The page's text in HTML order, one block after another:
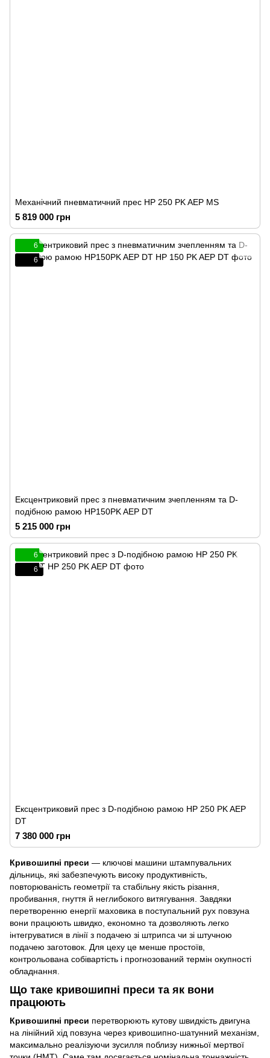
Механічний пневматичний прес HP 250 PK AEP MS
5 819 000 грн
6
6
Ексцентриковий прес з пневматичним зчепленням та D-
подібною рамою HP150PK AEP DT
5 215 000 грн
6
6
Ексцентриковий прес з D-подібною рамою HP 250 PK AEP
DT
7 380 000 грн
Кривошипні преси — ключові машини штампувальних
дільниць, які забезпечують високу продуктивність,
повторюваність геометрії та стабільну якість різання,
пробивання, гнуття й неглибокого витягування. Завдяки
перетворенню енергії маховика в поступальний рух повзуна
вони працюють швидко, економно та дозволяють легко
інтегруватися в лінії з подачею зі штрипса чи зі штучною
подачею заготовок. Для цеху це менше простоїв,
контрольована собівартість і прогнозований термін окупності
обладнання.
Що таке кривошипні преси та як вони
працюють
Кривошипні преси перетворюють кутову швидкість двигуна
на лінійний хід повзуна через кривошипно-шатунний механізм,
максимально реалізуючи зусилля поблизу нижньої мертвої